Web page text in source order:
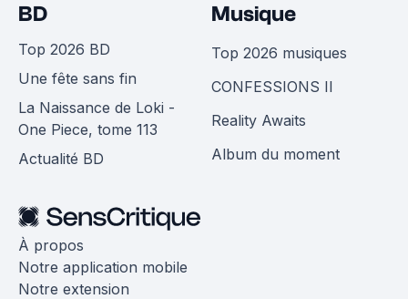
BD
Top 2026 BD
Une fête sans fin
La Naissance de Loki -
One Piece, tome 113
Actualité BD
Musique
Top 2026 musiques
CONFESSIONS II
Reality Awaits
Album du moment
À propos
Notre application mobile
Notre extension